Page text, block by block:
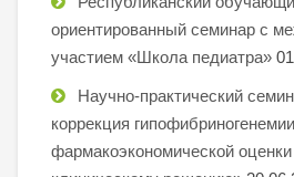
ориентированный семинар с
участием «Школа педиатра»
Научно-практический
коррекция
фармакоэкономической оценки